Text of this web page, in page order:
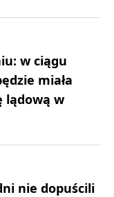
w ciągu
miała
lądową w
nie dopuścili